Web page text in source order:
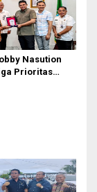
Nasution
Prioritas